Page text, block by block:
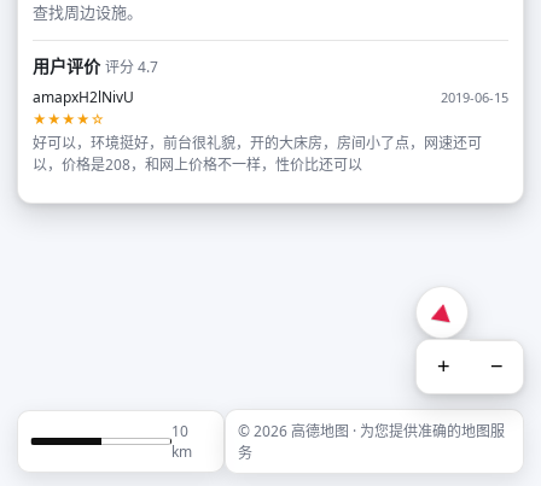
查找周边设施。
用户评价评分 4.7
amapxH2lNivU
2019-06-15
★★★★☆
好可以，环境挺好，前台很礼貌，开的大床房，房间小了点，网速还可
以，价格是208，和网上价格不一样，性价比还可以
+ −
10
km
© 2026 高德地图 · 为您提供准确的地图服
务